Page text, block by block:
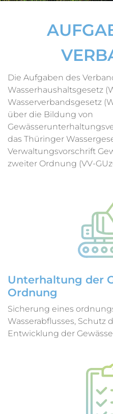
Die Aufgaben des
Wasserhaushaltsgesetz
Wasserverbandsgesetz
über die Bildung von
das Thüringer
Verwaltungsvorschrift
zweiter Ordnung (VV-
Unterhaltung der
Ordnung
Sicherung eines
Wasserabflusses, Schutz
Entwicklung der